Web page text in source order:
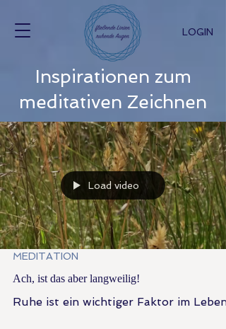
LOGIN
Inspirationen zum
meditativen Zeichnen
Load video
MEDITATION
Ach, ist das aber langweilig!
Ruhe ist ein wichtiger Faktor im Leben.